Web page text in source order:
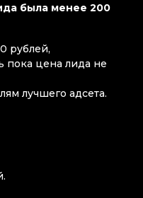
была менее 200
рублей,
пока цена лида не
лучшего адсета.